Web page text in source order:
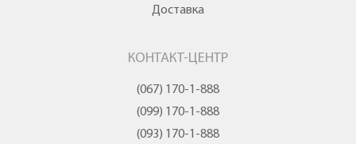
Доставка
КОНТАКТ-ЦЕНТР
(067) 170-1-888
(099) 170-1-888
(093) 170-1-888